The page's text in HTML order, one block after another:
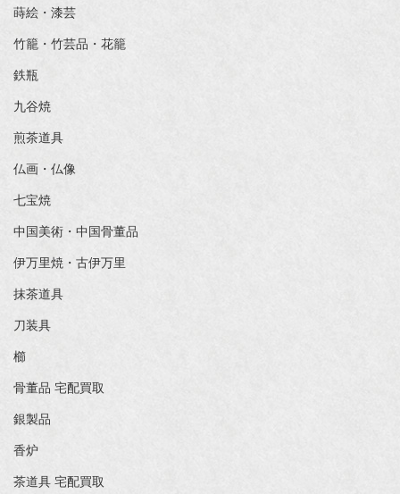
蒔絵・漆芸
竹籠・竹芸品・花籠
鉄瓶
九谷焼
煎茶道具
仏画・仏像
七宝焼
中国美術・中国骨董品
伊万里焼・古伊万里
抹茶道具
刀装具
櫛
骨董品 宅配買取
銀製品
香炉
茶道具 宅配買取